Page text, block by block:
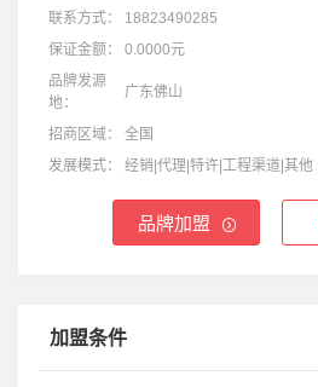
联系方式：
18823490285
保证金额：
0.0000元
品牌发源
地：
广东佛山
招商区域：
全国
发展模式：
经销|代理|特许|工程渠道|其他
品牌加盟
加盟条件